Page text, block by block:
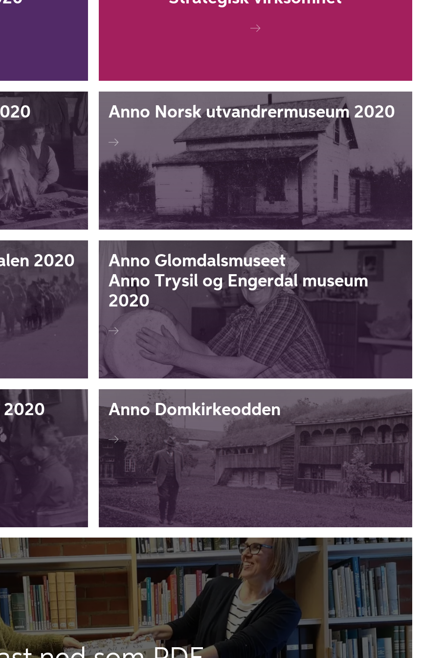
Anno Norsk utvandrermuseum 2020
2020
Anno Glomdalsmuseet
Anno Trysil og Engerdal museum
2020
2020 Anno Domkirkeodden